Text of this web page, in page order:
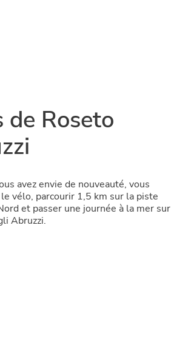
de Roseto
avez envie de nouveauté, vous
vélo, parcourir 1,5 km sur la piste
et passer une journée à la mer sur
Abruzzi.